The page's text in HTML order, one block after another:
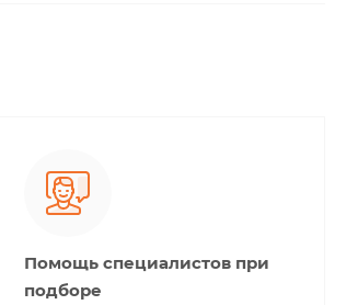
Помощь специалистов при
подборе